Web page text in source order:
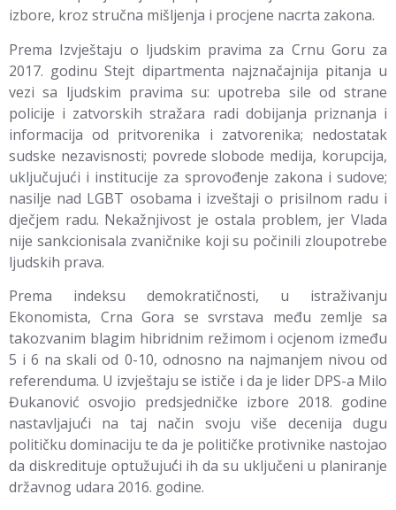
izbore, kroz stručna mišljenja i procjene nacrta zakona.
Prema Izvještaju o ljudskim pravima za Crnu Goru za
2017. godinu Stejt dipartmenta najznačajnija pitanja u
vezi sa ljudskim pravima su: upotreba sile od strane
policije i zatvorskih stražara radi dobijanja priznanja i
informacija od pritvorenika i zatvorenika; nedostatak
sudske nezavisnosti; povrede slobode medija, korupcija,
uključujući i institucije za sprovođenje zakona i sudove;
nasilje nad LGBT osobama i izveštaji o prisilnom radu i
dječjem radu. Nekažnjivost je ostala problem, jer Vlada
nije sankcionisala zvaničnike koji su počinili zloupotrebe
ljudskih prava.
Prema indeksu demokratičnosti, u istraživanju
Ekonomista, Crna Gora se svrstava među zemlje sa
takozvanim blagim hibridnim režimom i ocjenom između
5 i 6 na skali od 0-10, odnosno na najmanjem nivou od
referenduma. U izvještaju se ističe i da je lider DPS-a Milo
Đukanović osvojio predsjedničke izbore 2018. godine
nastavljajuć́i na taj način svoju više decenija dugu
političku dominaciju te da je političke protivnike nastojao
da diskredituje optužujuć́i ih da su uključeni u planiranje
državnog udara 2016. godine.